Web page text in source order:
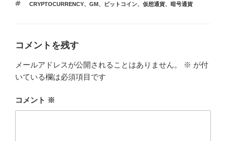
ゴ
タ
CRYPTOCURRENCY、 GM、 ビットコイン、 仮想通貨、 暗号通貨
コメントを残す
メールアドレスが公開されることはありません。 ※ が付
いている欄は必須項目です
コメント ※